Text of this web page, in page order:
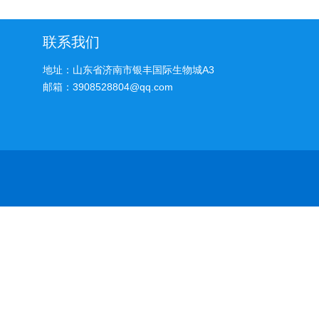
联系我们
地址：山东省济南市银丰国际生物城A3
邮箱：3908528804@qq.com